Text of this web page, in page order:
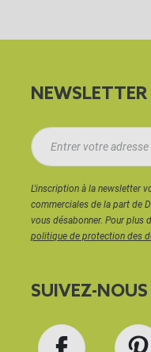
NEWSLETTER
L'inscription à la newsletter
commerciales de la part de
vous désabonner. Pour plus
politique de protection des
SUIVEZ-NOUS